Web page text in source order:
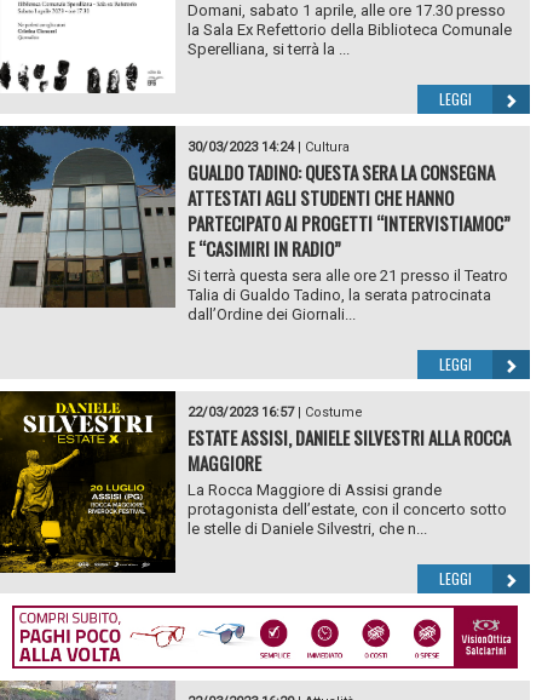
Domani, sabato 1 aprile, alle ore 17.30 presso
la Sala Ex Refettorio della Biblioteca Comunale
Sperelliana, si terrà la ...
LEGGI
30/03/2023 14:24| Cultura
GUALDO TADINO: QUESTA SERA LA CONSEGNA
ATTESTATI AGLI STUDENTI CHE HANNO
PARTECIPATO AI PROGETTI “INTERVISTIAMOC”
E “CASIMIRI IN RADIO”
Si terrà questa sera alle ore 21 presso il Teatro
Talia di Gualdo Tadino, la serata patrocinata
dall’Ordine dei Giornali...
LEGGI
22/03/2023 16:57| Costume
ESTATE ASSISI, DANIELE SILVESTRI ALLA ROCCA
MAGGIORE
La Rocca Maggiore di Assisi grande
protagonista dell’estate, con il concerto sotto
le stelle di Daniele Silvestri, che n...
LEGGI